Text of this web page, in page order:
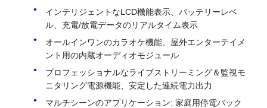
インテリジェントなLCD機能表示、バッテリーレベ
ル、充電/放電データのリアルタイム表示
オールインワンのカラオケ機能、屋外エンターテイメ
ント用の内蔵オーディオモジュール
プロフェッショナルなライブストリーミング＆監視モ
ニタリング電源機能、安定した連続電力出力
マルチシーンのアプリケーション: 家庭用停電バック